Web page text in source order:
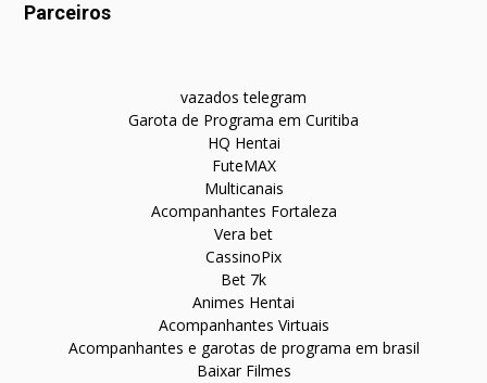
Parceiros
vazados telegram
Garota de Programa em Curitiba
HQ Hentai
FuteMAX
Multicanais
Acompanhantes Fortaleza
Vera bet
CassinoPix
Bet 7k
Animes Hentai
Acompanhantes Virtuais
Acompanhantes e garotas de programa em brasil
Baixar Filmes